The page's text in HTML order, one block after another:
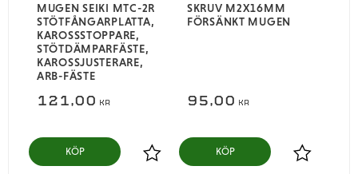
MUGEN SEIKI MTC-2R
STÖTFÅNGARPLATTA,
KAROSSSTOPPARE,
STÖTDÄMPARFÄSTE,
KAROSSJUSTERARE,
ARB-FÄSTE
121,00 KR
Lägg till i favoriter
KÖP
SKRUV M2X16MM
FÖRSÄNKT MUGEN
95,00 KR
Lägg till i
KÖP